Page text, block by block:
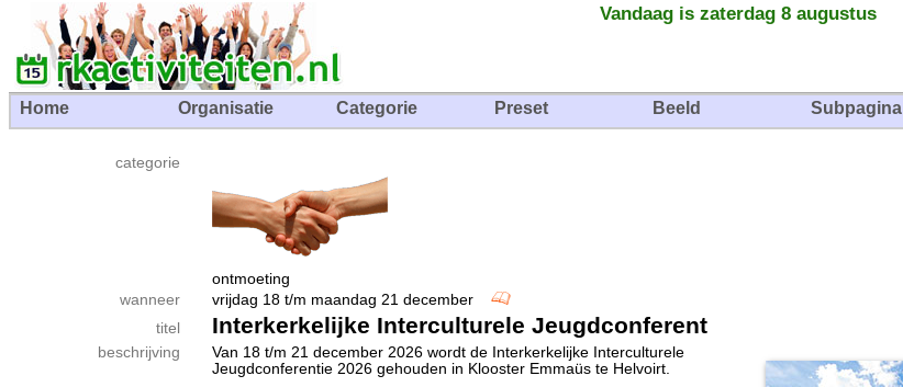
Vandaag is zaterdag 8 augustus
Home Organisatie Categorie Preset Beeld Subpagina
categorie
ontmoeting
wanneer
vrijdag 18 t/m maandag 21 december
titel
Interkerkelijke Interculturele Jeugdconferent
beschrijving
Van 18 t/m 21 december 2026 wordt de Interkerkelijke Interculturele
Jeugdconferentie 2026 gehouden in Klooster Emmaüs te Helvoirt.